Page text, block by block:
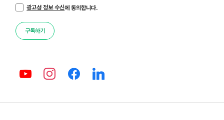
광고성 정보 수신에 동의합니다.
구독하기